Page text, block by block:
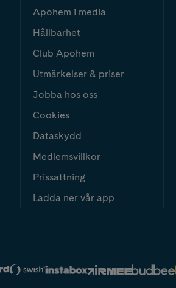
Apohem i media
Hållbarhet
Club Apohem
Utmärkelser & priser
Jobba hos oss
Cookies
Dataskydd
Medlemsvillkor
Prissättning
Ladda ner vår app